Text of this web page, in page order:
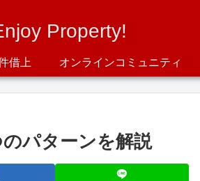
Property!
借上 オンラインコミュニティ
パターンを解説